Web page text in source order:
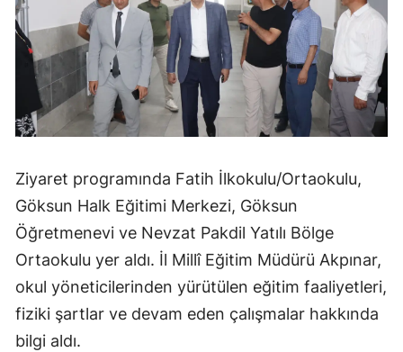
Ziyaret programında Fatih İlkokulu/Ortaokulu,
Göksun Halk Eğitimi Merkezi, Göksun
Öğretmenevi ve Nevzat Pakdil Yatılı Bölge
Ortaokulu yer aldı. İl Millî Eğitim Müdürü Akpınar,
okul yöneticilerinden yürütülen eğitim faaliyetleri,
fiziki şartlar ve devam eden çalışmalar hakkında
bilgi aldı.